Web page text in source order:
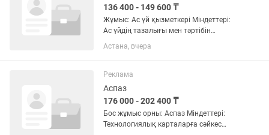
136 400 - 149 600 ₸
Жұмыс: Ас үй қызметкері Міндеттері:
Ас үйдің тазалығы мен тәртібін
қамтамасыз ету. Ыдыс-аяқты жуу және
ас үй жабдықтарын таза ұстау.
Астана, вчера
Реклама
Аспаз
176 000 - 202 400 ₸
Бос жұмыс орны: Аспаз Міндеттері:
Технологиялық карталарға сәйкес